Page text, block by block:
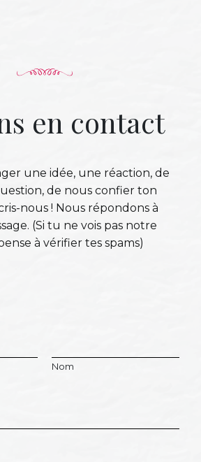
en contact
une idée, une réaction, de
de nous confier ton
nous ! Nous répondons à
(Si tu ne vois pas notre
à vérifier tes spams)
Nom